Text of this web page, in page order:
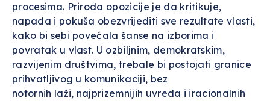
procesima. Priroda opozicije je da kritikuje,
napada i pokuša obezvrijediti sve rezultate vlasti,
kako bi sebi povećala šanse na izborima i
povratak u vlast. U ozbiljnim, demokratskim,
razvijenim društvima, trebale bi postojati granice
prihvatljivog u komunikaciji, bez
notornih laži, najprizemnijih uvreda i iracionalnih